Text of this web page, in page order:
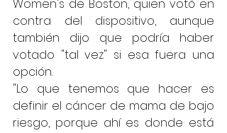
Women's de Boston, quien votó en
contra del dispositivo, aunque
también dijo que podría haber
votado "tal vez" si esa fuera una
opción.
"Lo que tenemos que hacer es
definir el cáncer de mama de bajo
riesgo, porque ahí es donde está